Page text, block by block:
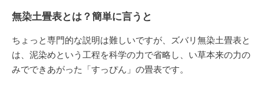
無染土畳表とは？簡単に言うと
ちょっと専門的な説明は難しいですが、ズバリ 無染土畳表と
は、泥染めという工程を科学の力で省略し、い草本来の力の
みでできあがった「すっぴん」の畳表です。